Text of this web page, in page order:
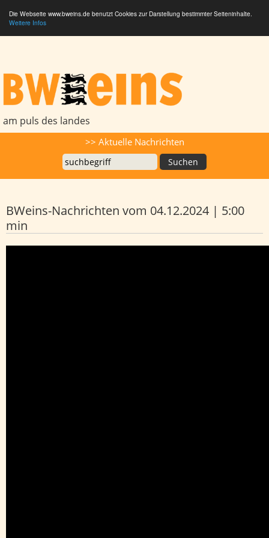
Die Webseite www.bweins.de benutzt Cookies zur Darstellung bestimmter Seiteninhalte.
Weitere Infos
am puls des landes
>> Aktuelle Nachrichten
BWeins-Nachrichten vom 04.12.2024 | 5:00
min